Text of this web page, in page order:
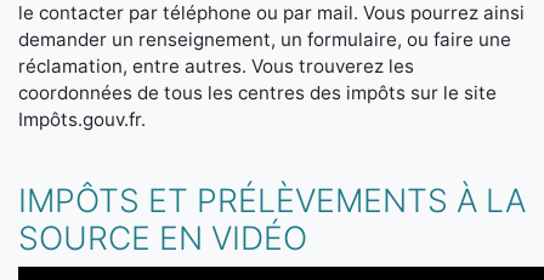
le contacter par téléphone ou par mail. Vous pourrez ainsi
demander un renseignement, un formulaire, ou faire une
réclamation, entre autres. Vous trouverez les
coordonnées de tous les centres des impôts sur le site
Impôts.gouv.fr.
IMPÔTS ET PRÉLÈVEMENTS À LA
SOURCE EN VIDÉO